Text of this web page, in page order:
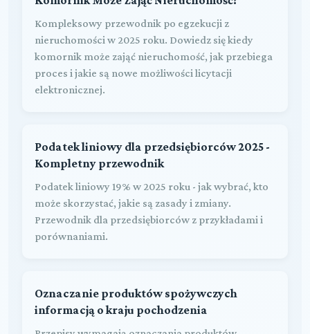
Kompleksowy przewodnik po egzekucji z
nieruchomości w 2025 roku. Dowiedz się kiedy
komornik może zająć nieruchomość, jak przebiega
proces i jakie są nowe możliwości licytacji
elektronicznej.
Podatek liniowy dla przedsiębiorców 2025 -
Kompletny przewodnik
Podatek liniowy 19% w 2025 roku - jak wybrać, kto
może skorzystać, jakie są zasady i zmiany.
Przewodnik dla przedsiębiorców z przykładami i
porównaniami.
Oznaczanie produktów spożywczych
informacją o kraju pochodzenia